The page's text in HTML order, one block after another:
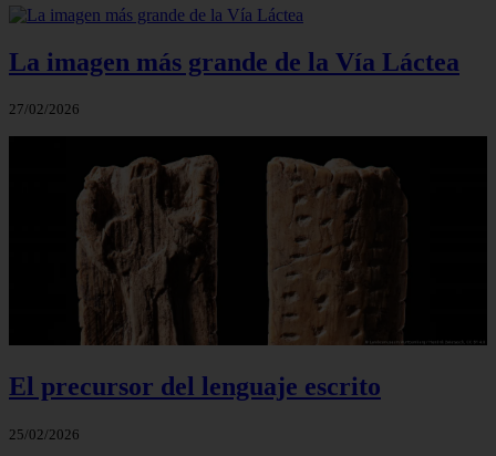
La imagen más grande de la Vía Láctea
27/02/2026
El precursor del lenguaje escrito
25/02/2026